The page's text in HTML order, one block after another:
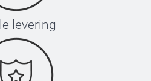
levering